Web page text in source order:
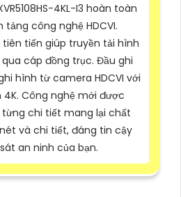
4KL-I3 hoàn toàn
công nghệ HDCVI.
tiên tiến giúp truyền tải hình
cáp đồng trục. Đầu ghi
hình từ camera HDCVI với
4K. Công nghệ mới được
chi tiết mang lại chất
và chi tiết, đáng tin cậy
an ninh của bạn.